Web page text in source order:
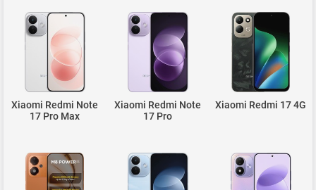
Xiaomi Redmi Note
17 Pro Max
Xiaomi Redmi Note
17 Pro
Xiaomi Redmi 17 4G